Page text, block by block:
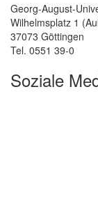
Georg-August-
Wilhelmsplatz 1
37073 Göttingen
Tel. 0551 39-0
Soziale